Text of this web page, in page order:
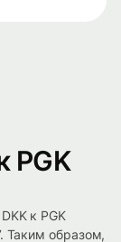
PGK
к PGK
Таким образом,